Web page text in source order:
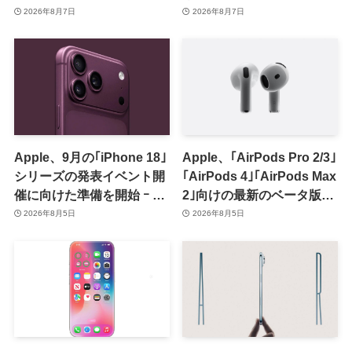
14.8.9｣をリリース ｰ 画面共
2026年8月7日 2026年8月7日
Apple、9月の｢iPhone 18｣
シリーズの発表イベント開
催に向けた準備を開始 ｰ 9
月8日か9月9日に開催見込
2026年8月5日
Apple、｢AirPods Pro 2/3｣
｢AirPods 4｣｢AirPods Max
2｣向けの最新のベータ版フ
ァームウェア｢9A5336b｣を
2026年8月5日